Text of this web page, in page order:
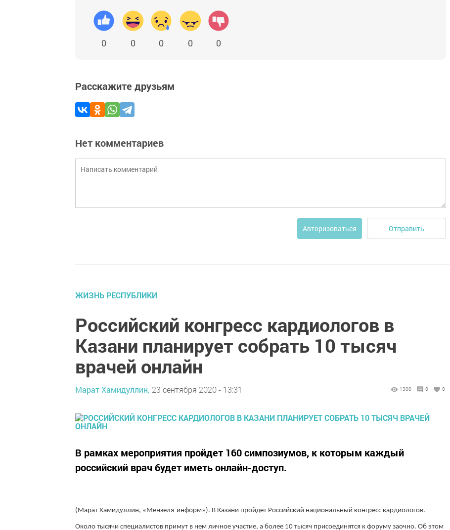
0 0 0 0 0
Расскажите друзьям
Нет комментариев
Авторизоваться Отправить
ЖИЗНЬ РЕСПУБЛИКИ
Российский конгресс кардиологов в
Казани планирует собрать 10 тысяч
врачей онлайн
Марат Хамидуллин, 23 сентября 2020 - 13:31 1300 0 0
В рамках мероприятия пройдет 160 симпозиумов, к которым каждый
российский врач будет иметь онлайн-доступ.
(Марат Хамидуллин, «Мензеля-информ»). В Казани пройдет Российский национальный конгресс кардиологов.
Около тысячи специалистов примут в нем личное участие, а более 10 тысяч присоединятся к форуму заочно. Об этом